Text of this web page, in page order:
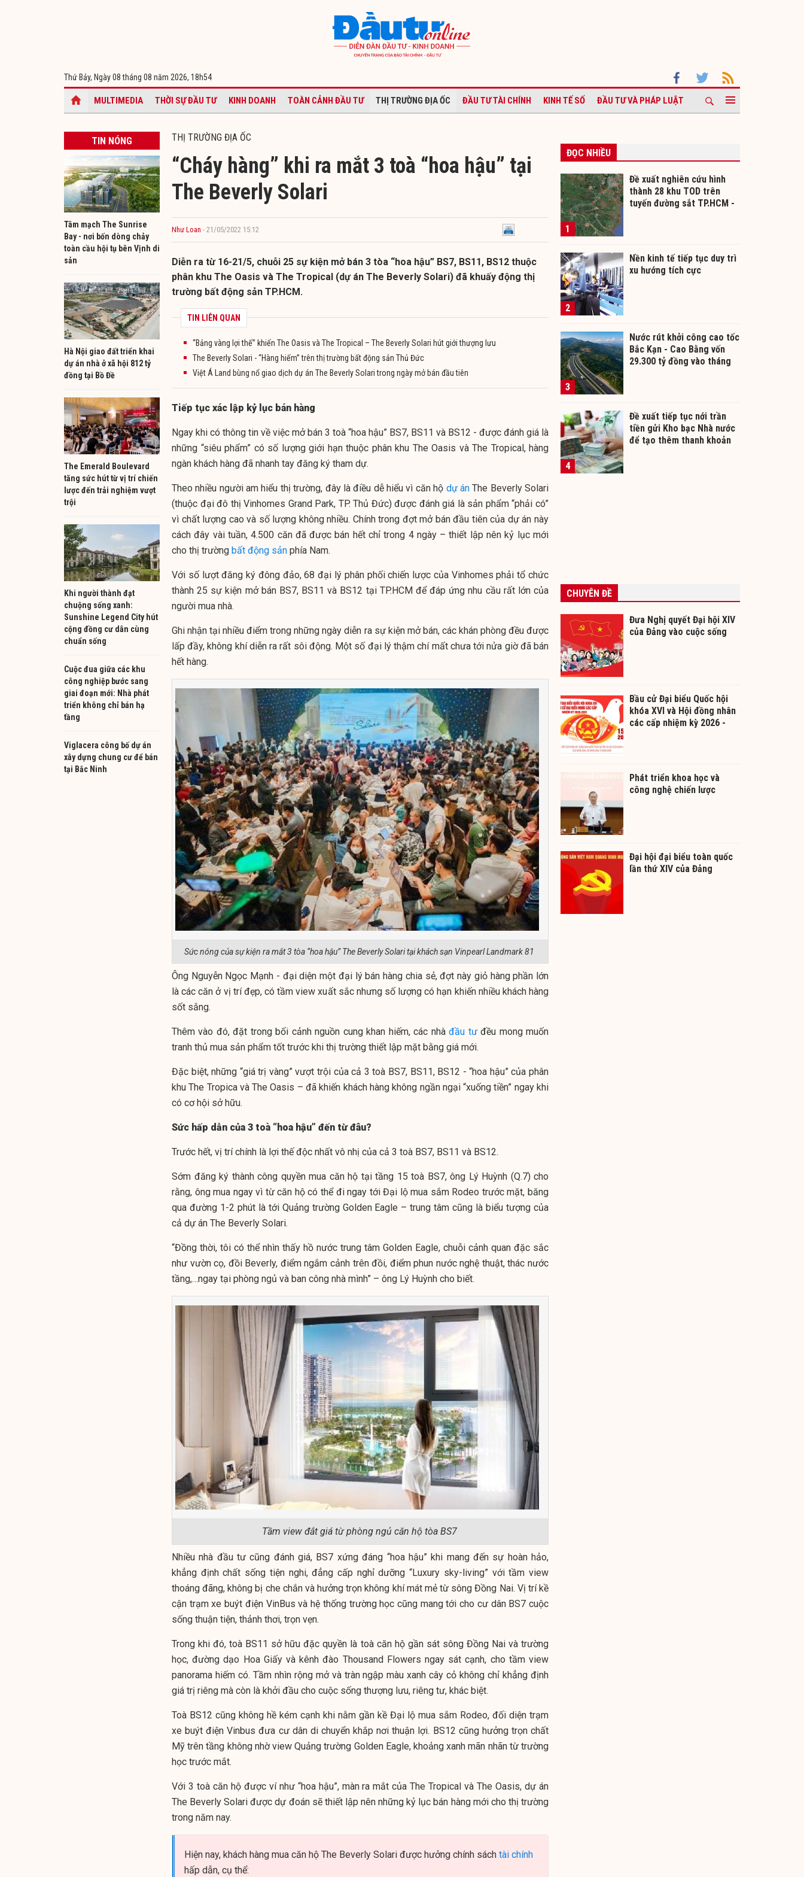
Thứ Bảy, Ngày 08 tháng 08 năm 2026, 18h54
MULTIMEDIA THỜI SỰ ĐẦU TƯ KINH DOANH TOÀN CẢNH ĐẦU TƯ THỊ TRƯỜNG ĐỊA ỐC ĐẦU TƯ TÀI CHÍNH KINH TẾ SỐ ĐẦU TƯ VÀ PHÁP LUẬT
TIN NÓNG
Tâm mạch The Sunrise
Bay - nơi bốn dòng chảy
toàn cầu hội tụ bên Vịnh di
sản
Hà Nội giao đất triển khai
dự án nhà ở xã hội 812 tỷ
đồng tại Bồ Đề
The Emerald Boulevard
tăng sức hút từ vị trí chiến
lược đến trải nghiệm vượt
trội
Khi người thành đạt
chuộng sống xanh:
Sunshine Legend City hút
cộng đồng cư dân cùng
chuẩn sống
Cuộc đua giữa các khu
công nghiệp bước sang
giai đoạn mới: Nhà phát
triển không chỉ bán hạ
tầng
Viglacera công bố dự án
xây dựng chung cư để bán
tại Bắc Ninh
THỊ TRƯỜNG ĐỊA ỐC
“Cháy hàng” khi ra mắt 3 toà “hoa hậu” tại
The Beverly Solari
Như Loan - 21/05/2022 15:12
Diễn ra từ 16-21/5, chuỗi 25 sự kiện mở bán 3 tòa “hoa hậu” BS7, BS11, BS12 thuộc
phân khu The Oasis và The Tropical (dự án The Beverly Solari) đã khuấy động thị
trường bất động sản TP.HCM.
TIN LIÊN QUAN
“Bảng vàng lợi thế” khiến The Oasis và The Tropical – The Beverly Solari hút giới thượng lưu
The Beverly Solari - “Hàng hiếm” trên thị trường bất động sản Thủ Đức
Việt Á Land bùng nổ giao dịch dự án The Beverly Solari trong ngày mở bán đầu tiên
Tiếp tục xác lập kỷ lục bán hàng
Ngay khi có thông tin về việc mở bán 3 toà “hoa hậu” BS7, BS11 và BS12 - được đánh giá là
những “siêu phẩm” có số lượng giới hạn thuộc phân khu The Oasis và The Tropical, hàng
ngàn khách hàng đã nhanh tay đăng ký tham dự.
Theo nhiều người am hiểu thị trường, đây là điều dễ hiểu vì căn hộ dự ánThe Beverly Solari
(thuộc đại đô thị Vinhomes Grand Park, TP. Thủ Đức) được đánh giá là sản phẩm “phải có”
vì chất lượng cao và số lượng không nhiều. Chính trong đợt mở bán đầu tiên của dự án này
cách đây vài tuần, 4.500 căn đã được bán hết chỉ trong 4 ngày – thiết lập nên kỷ lục mới
cho thị trường bất động sản phía Nam.
Với số lượt đăng ký đông đảo, 68 đại lý phân phối chiến lược của Vinhomes phải tổ chức
thành 25 sự kiện mở bán BS7, BS11 và BS12 tại TP.HCM để đáp ứng nhu cầu rất lớn của
người mua nhà.
Ghi nhận tại nhiều điểm trong những ngày diễn ra sự kiện mở bán, các khán phòng đều được
lấp đầy, không khí diễn ra rất sôi động. Một số đại lý thậm chí mất chưa tới nửa giờ đã bán
hết hàng.
Sức nóng của sự kiện ra mắt 3 tòa “hoa hậu” The Beverly Solari tại khách sạn Vinpearl Landmark 81
Ông Nguyễn Ngọc Mạnh - đại diện một đại lý bán hàng chia sẻ, đợt này giỏ hàng phần lớn
là các căn ở vị trí đẹp, có tầm view xuất sắc nhưng số lượng có hạn khiến nhiều khách hàng
sốt sắng.
Thêm vào đó, đặt trong bối cảnh nguồn cung khan hiếm, các nhàđầu tưđều mong muốn
tranh thủ mua sản phẩm tốt trước khi thị trường thiết lập mặt bằng giá mới.
Đặc biệt, những “giá trị vàng” vượt trội của cả 3 toà BS7, BS11, BS12 - “hoa hậu” của phân
khu The Tropica và The Oasis – đã khiến khách hàng không ngần ngại “xuống tiền” ngay khi
có cơ hội sở hữu.
Sức hấp dẫn của 3 toà “hoa hậu” đến từ đâu?
Trước hết, vị trí chính là lợi thế độc nhất vô nhị của cả 3 toà BS7, BS11 và BS12.
Sớm đăng ký thành công quyền mua căn hộ tại tầng 15 toà BS7, ông Lý Huỳnh (Q.7) cho
rằng, ông mua ngay vì từ căn hộ có thể đi ngay tới Đại lộ mua sắm Rodeo trước mặt, băng
qua đường 1-2 phút là tới Quảng trường Golden Eagle – trung tâm cũng là biểu tượng của
cả dự án The Beverly Solari.
“Đồng thời, tôi có thể nhìn thấy hồ nước trung tâm Golden Eagle, chuỗi cảnh quan đặc sắc
như vườn cọ, đồi Beverly, điểm ngắm cảnh trên đồi, điểm phun nước nghệ thuật, thác nước
tầng,…ngay tại phòng ngủ và ban công nhà mình” – ông Lý Huỳnh cho biết.
Tầm view đắt giá từ phòng ngủ căn hộ tòa BS7
Nhiều nhà đầu tư cũng đánh giá, BS7 xứng đáng “hoa hậu” khi mang đến sự hoàn hảo,
khẳng định chất sống tiện nghi, đẳng cấp nghỉ dưỡng “Luxury sky-living” với tầm view
thoáng đãng, không bị che chắn và hưởng trọn không khí mát mẻ từ sông Đồng Nai. Vị trí kề
cận trạm xe buýt điện VinBus và hệ thống trường học cũng mang tới cho cư dân BS7 cuộc
sống thuận tiện, thảnh thơi, trọn vẹn.
Trong khi đó, toà BS11 sở hữu đặc quyền là toà căn hộ gần sát sông Đồng Nai và trường
học, đường dạo Hoa Giấy và kênh đào Thousand Flowers ngay sát cạnh, cho tầm view
panorama hiếm có. Tầm nhìn rộng mở và tràn ngập màu xanh cây cỏ không chỉ khẳng định
giá trị riêng mà còn là khởi đầu cho cuộc sống thượng lưu, riêng tư, khác biệt.
Toà BS12 cũng không hề kém cạnh khi nằm gần kề Đại lộ mua sắm Rodeo, đối diện trạm
xe buýt điện Vinbus đưa cư dân di chuyển khắp nơi thuận lợi. BS12 cũng hưởng trọn chất
Mỹ trên tầng không nhờ view Quảng trường Golden Eagle, khoảng xanh mãn nhãn từ trường
học trước mắt.
Với 3 toà căn hộ được ví như “hoa hậu”, màn ra mắt của The Tropical và The Oasis, dự án
The Beverly Solari được dự đoán sẽ thiết lập nên những kỷ lục bán hàng mới cho thị trường
trong năm nay.
Hiện nay, khách hàng mua căn hộ The Beverly Solari được hưởng chính sách tài chính
hấp dẫn, cụ thể:
ĐỌC NHIỀU
1
Đề xuất nghiên cứu hình
thành 28 khu TOD trên
tuyến đường sắt TP.HCM -
2
Nền kinh tế tiếp tục duy trì
xu hướng tích cực
3
Nước rút khởi công cao tốc
Bắc Kạn - Cao Bằng vốn
29.300 tỷ đồng vào tháng
4
Đề xuất tiếp tục nới trần
tiền gửi Kho bạc Nhà nước
để tạo thêm thanh khoản
CHUYÊN ĐỀ
Đưa Nghị quyết Đại hội XIV
của Đảng vào cuộc sống
Bầu cử Đại biểu Quốc hội
khóa XVI và Hội đồng nhân
các cấp nhiệm kỳ 2026 -
Phát triển khoa học và
công nghệ chiến lược
Đại hội đại biểu toàn quốc
lần thứ XIV của Đảng